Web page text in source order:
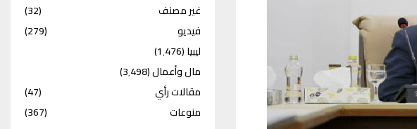
غير مصنف
(32)
فيديو
(279)
ليبيا(1٬476)
مال وأعمال(3٬498)
مقالات رأي
(47)
منوعات
(367)